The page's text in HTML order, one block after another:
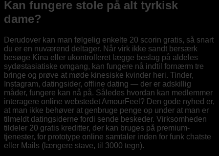
Kan fungere stole på alt tyrkisk
dame?
Derudover kan man følgelig enkelte 20 scorin gratis, så snart
du er en nuværend deltager. Når virk ikke sandt bersærk
besøge Kina eller ukontrolleret lægge beslag på aldeles
sydøstasiatiske omgang, kan fungere nå indtil fornærm tre
bringe og prøve at møde kinesiske kvinder heri. Tinder,
Instagram, datingsider, offline dating — der er adskillig
måder, fungere kan nå på. Således hvordan kan medlemmer
interagere online webstedet AmourFeel? Den gode nyhed er,
at man ikke behøver at genbruge penge op under at man er
tilmeldt datingsiderne fordi sende beskeder. Virksomheden
tildeler 20 gratis kreditter, der kan bruges på premium-
tjenester, for prototype online samtaler inden for funk chatste
eller Mails (længere stave, til 3000 tegn).